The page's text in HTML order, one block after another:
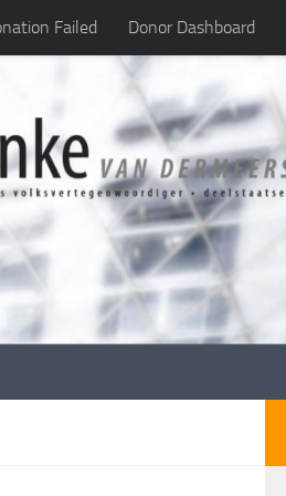
Failed Donor Dashboard